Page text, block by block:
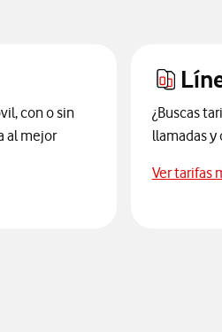
con o sin
al mejor
internet y móvil
¿Buscas
llamadas
Ver tarifas